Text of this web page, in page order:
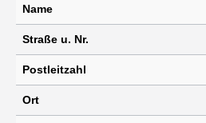
Name
Straße u. Nr.
Postleitzahl
Ort